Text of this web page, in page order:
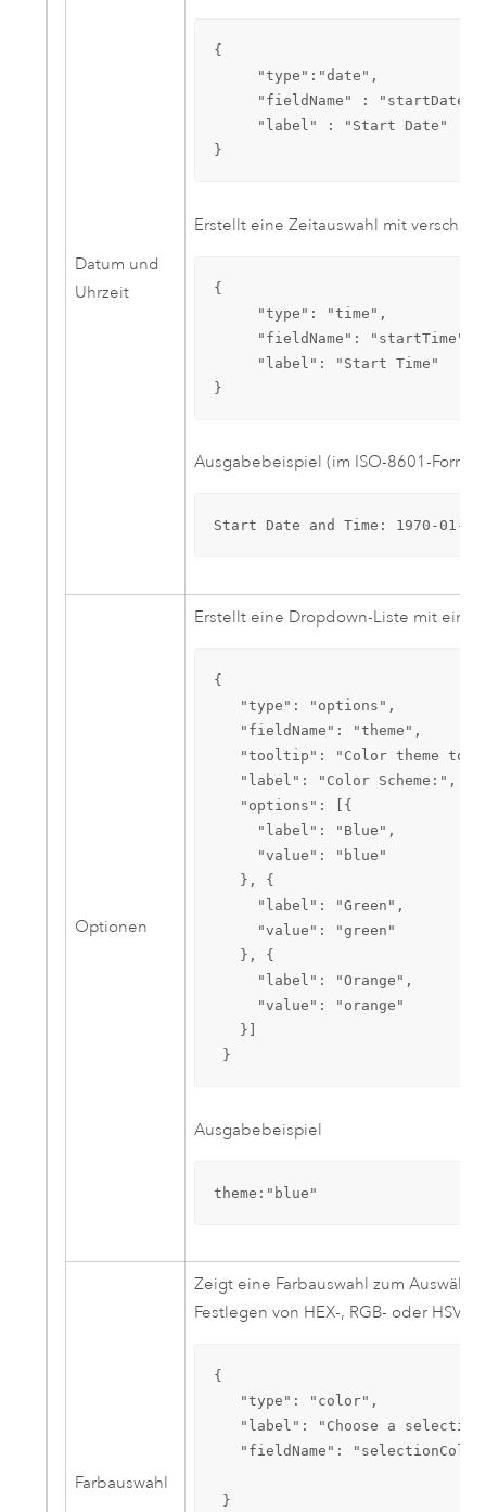
Datum und
Uhrzeit
{
     "type":"date",
     "fieldName" : "startDate",
     "label" : "Start Date"
}
Erstellt eine Zeitauswahl mit
{
     "type": "time",
     "fieldName": "startTime",
     "label": "Start Time"
}
Ausgabebeispiel (im ISO-8601-
Start Date and Time: 1970-01-
Optionen
Erstellt eine Dropdown-Liste mit
{
   "type": "options",
   "fieldName": "theme",
"tooltip": "Color theme to
   "label": "Color Scheme:",
   "options": [{
     "label": "Blue",
     "value": "blue"
   }, {
     "label": "Green",
     "value": "green"
   }, {
     "label": "Orange",
     "value": "orange"
   }]
}
Ausgabebeispiel
theme:"blue"
Farbauswahl
Zeigt eine Farbauswahl zum
Festlegen von HEX-, RGB- oder HSV-
{
   "type": "color",
"label": "Choose a
"fieldName":
}